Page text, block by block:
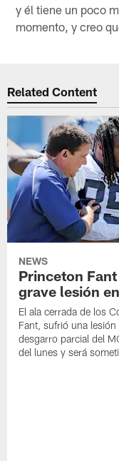
y él tiene un poco
momento, y creo
Related Content
NEWS
Princeton
grave lesión
El ala cerrada de los
Fant, sufrió una lesión
desgarro parcial del
del lunes y será